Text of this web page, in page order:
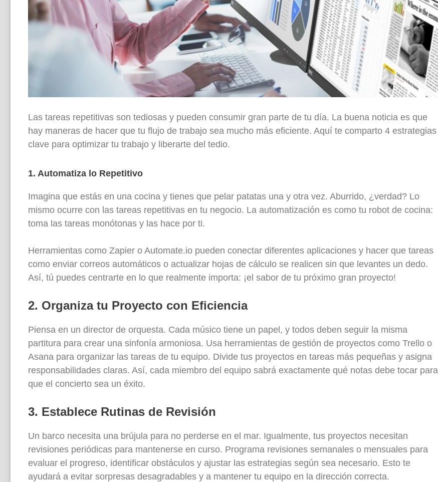
Las tareas repetitivas son tediosas y pueden consumir gran parte de tu día. La buena noticia es que
hay maneras de hacer que tu flujo de trabajo sea mucho más eficiente. Aquí te comparto 4 estrategias
clave para optimizar tu trabajo y liberarte del tedio.
1. Automatiza lo Repetitivo
Imagina que estás en una cocina y tienes que pelar patatas una y otra vez. Aburrido, ¿verdad? Lo
mismo ocurre con las tareas repetitivas en tu negocio. La automatización es como tu robot de cocina:
toma las tareas monótonas y las hace por ti.
Herramientas como Zapier o Automate.io pueden conectar diferentes aplicaciones y hacer que tareas
como enviar correos automáticos o actualizar hojas de cálculo se realicen sin que levantes un dedo.
Así, tú puedes centrarte en lo que realmente importa: ¡el sabor de tu próximo gran proyecto!
2. Organiza tu Proyecto con Eficiencia
Piensa en un director de orquesta. Cada músico tiene un papel, y todos deben seguir la misma
partitura para crear una sinfonía armoniosa. Usa herramientas de gestión de proyectos como Trello o
Asana para organizar las tareas de tu equipo. Divide tus proyectos en tareas más pequeñas y asigna
responsabilidades claras. Así, cada miembro del equipo sabrá exactamente qué notas debe tocar para
que el concierto sea un éxito.
3. Establece Rutinas de Revisión
Un barco necesita una brújula para no perderse en el mar. Igualmente, tus proyectos necesitan
revisiones periódicas para mantenerse en curso. Programa revisiones semanales o mensuales para
evaluar el progreso, identificar obstáculos y ajustar las estrategias según sea necesario. Esto te
ayudará a evitar sorpresas desagradables y a mantener tu equipo en la dirección correcta.